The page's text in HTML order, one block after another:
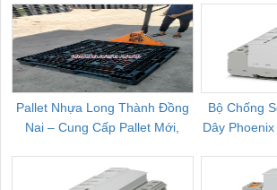
Pallet Nhựa Long Thành Đồng
Nai – Cung Cấp Pallet Mới,
Bộ Chống
Dây